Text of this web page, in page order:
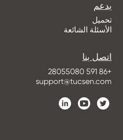
يدعم
تحميل
الأسئلة الشائعة
اتصل بنا
+86 591 28055080
support@tucsen.com